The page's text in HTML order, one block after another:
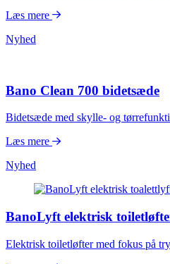
Læs mere
Nyhed
Bano Clean 700 bidetsæde
Bidetsæde med skylle- og
Læs mere
Nyhed
BanoLyft elektrisk
Elektrisk toiletløfter med fokus på